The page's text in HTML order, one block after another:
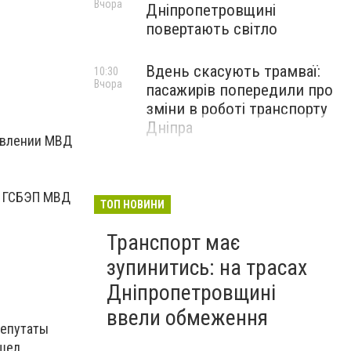
МВД
ГСБЭП МВД
Дніпропетровщині
повертають світло
Вчора
Вдень скасують трамваї:
пасажирів попередили про
зміни в роботі транспорту
Дніпра
10:30
Вчора
ТОП НОВИНИ
Транспорт має
зупинитись: на трасах
Дніпропетровщині
ввели обмеження